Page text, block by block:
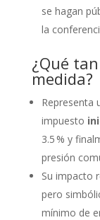
se hagan
la
¿Qué
medida?
Representa
impuesto
3.5 % y
presión
Su impacto
pero
mínimo de